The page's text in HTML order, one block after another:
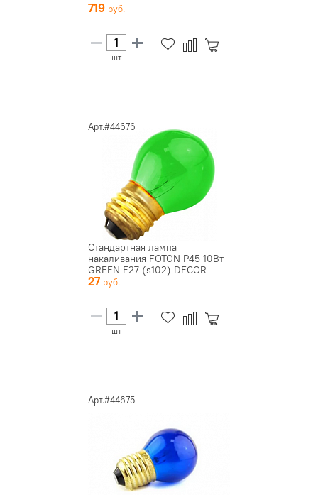
719
шт
Арт.#44676
Стандартная лампа
накаливания FOTON P45 10Вт
GREEN E27 (s102) DECOR
27
шт
Арт.#44675